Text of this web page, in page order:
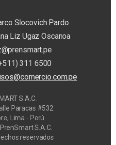
Slocovich Pardo
Liz Ugaz Oscanoa
311 6500
S.A.C.
Paracas #532
Lima - Perú
S.A.C.
reservados